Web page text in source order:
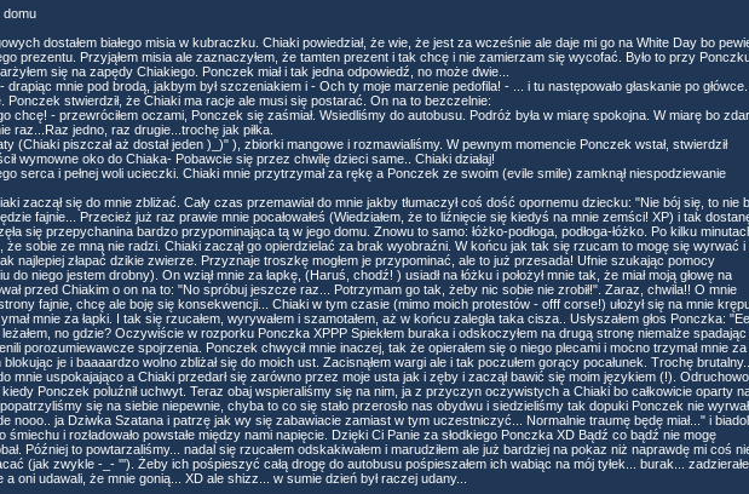
domu
dostałem białego misia w kubraczku. Chiaki powiedział, że wie, że jest za wcześnie ale daje mi go na White Day bo
prezentu. Przyjąłem misia ale zaznaczyłem, że tamten prezent i tak chcę i nie zamierzam się wycofać. Było to przy
się na zapędy Chiakiego. Ponczek miał i tak jedna odpowiedź, no może dwie...
mnie pod brodą, jakbym był szczeniakiem i - Och ty moje marzenie pedofila! - ... i tu następowało głaskanie po główce.
Ponczek stwierdził, że Chiaki ma racje ale musi się postarać. On na to bezczelnie:
chcę! - przewróciłem oczami, Ponczek się zaśmiał. Wsiedliśmy do autobusu. Podróż była w miarę spokojna. W miarę bo
raz...Raz jedno, raz drugie...trochę jak piłka.
(Chiaki piszczał aż dostał jeden )_)" ), zbiorki mangowe i rozmawialiśmy. W pewnym momencie Ponczek wstał, stwierdził
wymowne oko do Chiaka- Pobawcie się przez chwilę dzieci same.. Chiaki działaj!
serca i pełnej woli ucieczki. Chiaki mnie przytrzymał za rękę a Ponczek ze swoim (evile smile) zamknął niespodziewanie
zaczął się do mnie zbliżać. Cały czas przemawiał do mnie jakby tłumaczył coś dość opornemu dziecku: "Nie bój się, to nie
fajnie... Przecież już raz prawie mnie pocałowałeś (Wiedziałem, że to liźnięcie się kiedyś na mnie zemści! XP) i tak
się przepychanina bardzo przypominająca tą w jego domu. Znowu to samo: łóżko-podłoga, podłoga-łóżko. Po kilku
że sobie ze mną nie radzi. Chiaki zaczął go opierdzielać za brak wyobraźni. W końcu jak tak się rzucam to mogę się wyrwać i
najlepiej złapać dzikie zwierze. Przyznaje troszkę mogłem je przypominać, ale to już przesada! Ufnie szukając pomocy
niego jestem drobny). On wziął mnie za łapkę, (Haruś, chodź! ) usiadł na łóżku i położył mnie tak, że miał moją głowę na
przed Chiakim o on na to: "No spróbuj jeszcze raz... Potrzymam go tak, żeby nic sobie nie zrobił!". Zaraz, chwila!! O mnie
fajnie, chcę ale boję się konsekwencji... Chiaki w tym czasie (mimo moich protestów - offf corse!) ułożył się na mnie
mnie za łapki. I tak się rzucałem, wyrywałem i szamotałem, aż w końcu zaległa taka cisza.. Usłyszałem głos Ponczka:
no gdzie? Oczywiście w rozporku Ponczka XPPP Spiekłem buraka i odskoczyłem na drugą stronę niemalże spadając
porozumiewawcze spojrzenia. Ponczek chwycił mnie inaczej, tak że opierałem się o niego plecami i mocno trzymał mnie za
je i baaaardzo wolno zbliżał się do moich ust. Zacisnąłem wargi ale i tak poczułem gorący pocałunek. Trochę
mnie uspokajająco a Chiaki przedarł się zarówno przez moje usta jak i zęby i zaczął bawić się moim językiem (!). Odruchowo
kiedy Ponczek poluźnił uchwyt. Teraz obaj wspieraliśmy się na nim, ja z przyczyn oczywistych a Chiaki bo całkowicie oparty
się na siebie niepewnie, chyba to co się stało przerosło nas obydwu i siedzieliśmy tak dopuki Ponczek nie
nooo.. ja Dziwka Szatana i patrzę jak wy się zabawiacie zamiast w tym uczestniczyć... Normalnie traumę będę miał..." i
i rozładowało powstałe między nami napięcie. Dzięki Ci Panie za słodkiego Ponczka XD Bądź co bądź nie mogę
Później to powtarzaliśmy... nadal się rzucałem odskakiwałem i marudziłem ale już bardziej na pokaz niż naprawdę mi coś
(jak zwykle -_- '''). Żeby ich pośpieszyć całą drogę do autobusu pośpieszałem ich wabiąc na mój tyłek... burak...
oni udawali, że mnie gonią... XD ale shizz... w sumie dzień był raczej udany...